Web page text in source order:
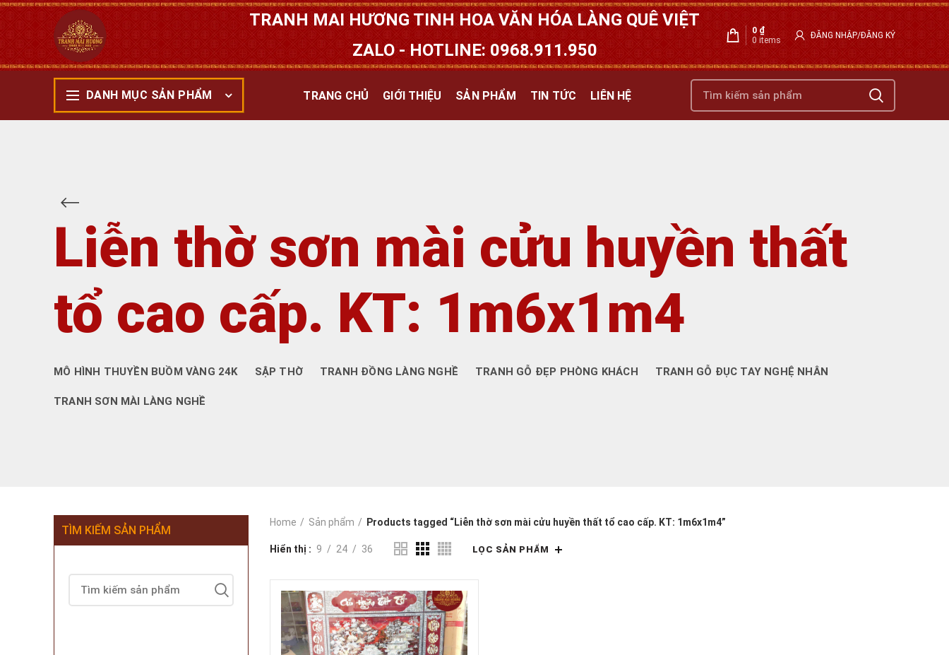
TRANH MAI HƯƠNG TINH HOA VĂN HÓA LÀNG QUÊ VIỆT
ZALO - HOTLINE: 0968.911.950
0 items
0 ₫ ĐĂNG NHẬP/ĐĂNG KÝ
DANH MỤC SẢN PHẨM TRANG CHỦ GIỚI THIỆU SẢN PHẨM TIN TỨC LIÊN HỆ
Liễn thờ sơn mài cửu huyền thất
tổ cao cấp. KT: 1m6x1m4
MÔ HÌNH THUYỀN BUỒM VÀNG 24K SẬP THỜ TRANH ĐỒNG LÀNG NGHỀ TRANH GỖ ĐẸP PHÒNG KHÁCH TRANH GỖ ĐỤC TAY NGHỆ NHÂN
TRANH SƠN MÀI LÀNG NGHỀ
Home Sản phẩm Products tagged “Liễn thờ sơn mài cửu huyền thất tổ cao cấp. KT: 1m6x1m4”
Hiển thị 9 24 36 LỌC SẢN PHẨM
TÌM KIẾM SẢN PHẨM